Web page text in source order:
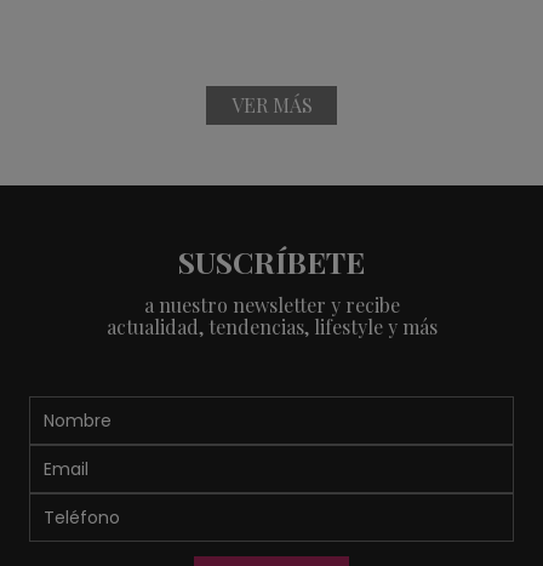
VER MÁS
SUSCRÍBETE
a nuestro newsletter y recibe
actualidad, tendencias, lifestyle y más